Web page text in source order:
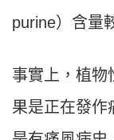
purine）含量
事實上，植物
果是正在發作